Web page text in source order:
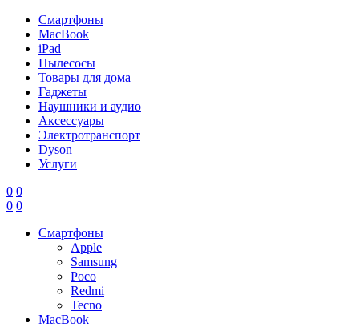
Смартфоны
MacBook
iPad
Пылесосы
Товары для дома
Гаджеты
Наушники и аудио
Аксессуары
Электротранспорт
Dyson
Услуги
0 0
0 0
Смартфоны
Apple
Samsung
Poco
Redmi
Tecno
MacBook